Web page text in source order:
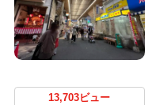
13,703ビュー